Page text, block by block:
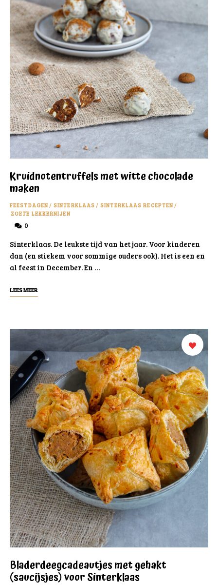
Kruidnotentruffels met witte chocolade
maken
FEESTDAGEN / SINTERKLAAS / SINTERKLAAS RECEPTEN /
ZOETE LEKKERNIJEN
0
Sinterklaas. De leukste tijd van het jaar. Voor kinderen
dan (en stiekem voor sommige ouders ook). Het is een en
al feest in December. En …
LEES MEER
Bladerdeegcadeautjes met gehakt
(saucijsjes) voor Sinterklaas